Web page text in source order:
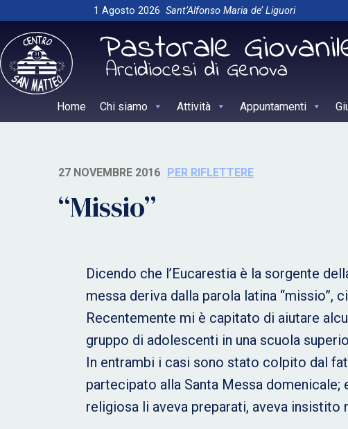
to
content
1 Agosto 2026 Sant’Alfonso Maria de’ Liguori
Home Chi siamo Attività Appuntamenti
27 NOVEMBRE 2016 PER RIFLETTERE
“Missio”
Dicendo che l’Eucarestia è la sorgente
messa deriva dalla parola latina “missio”,
Recentemente mi è capitato di aiutare
gruppo di adolescenti in una scuola
In entrambi i casi sono stato colpito dal
partecipato alla Santa Messa
religiosa li aveva preparati, aveva